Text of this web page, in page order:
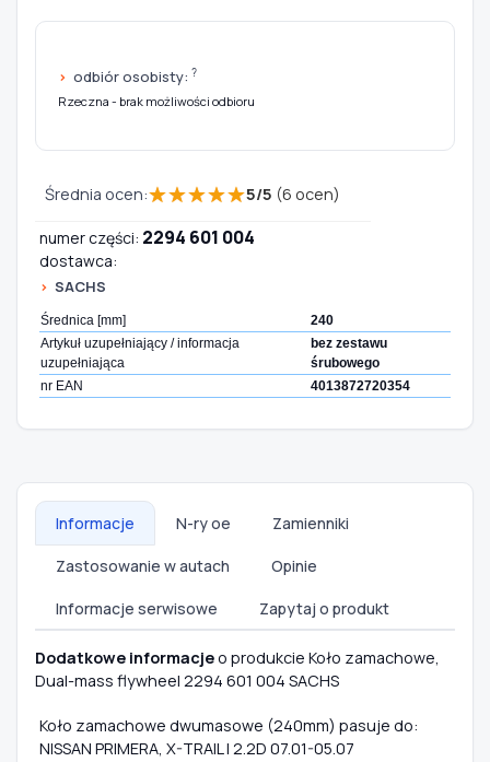
odbiór osobisty: ?
Rzeczna - brak możliwości odbioru
Średnia ocen:★★★★★5/5 (6 ocen)
numer części: 2294 601 004
dostawca:
SACHS
Średnica [mm]
240
Artykuł uzupełniający / informacja
uzupełniająca
bez zestawu
śrubowego
nr EAN
4013872720354
Informacje N-ry oe Zamienniki
Zastosowanie w autach Opinie
Informacje serwisowe Zapytaj o produkt
Dodatkowe informacjeo produkcie Koło zamachowe,
Dual-mass flywheel 2294 601 004 SACHS
Koło zamachowe dwumasowe (240mm) pasuje do:
NISSAN PRIMERA, X-TRAIL I 2.2D 07.01-05.07